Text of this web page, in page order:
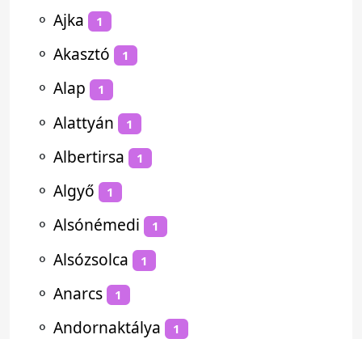
⚬ Ajka 1
⚬ Akasztó 1
⚬ Alap 1
⚬ Alattyán 1
⚬ Albertirsa 1
⚬ Algyő 1
⚬ Alsónémedi 1
⚬ Alsózsolca 1
⚬ Anarcs 1
⚬ Andornaktálya 1